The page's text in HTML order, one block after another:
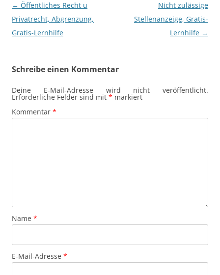
Beitragsnavigation
← Öffentliches Recht u
Privatrecht, Abgrenzung,
Gratis-Lernhilfe
Nicht zulässige
Stellenanzeige, Gratis-
Lernhilfe →
Schreibe einen Kommentar
Deine E-Mail-Adresse wird nicht veröffentlicht.
Erforderliche Felder sind mit * markiert
Kommentar *
Name *
E-Mail-Adresse *